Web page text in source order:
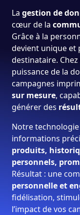
La gestion de
cœur de la
Grâce à la
devient unique et
destinataire. Chez
puissance de la
campagnes
sur mesure,
générer des
Notre
informations
produits,
personnels,
Résultat : une
personnelle et
fidélisation,
l’impact de vos